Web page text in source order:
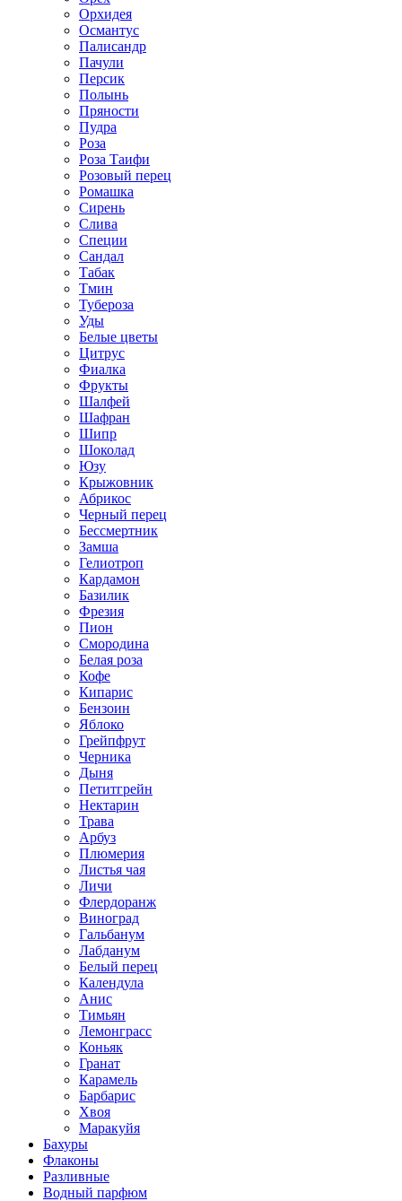
Орхидея
Османтус
Палисандр
Пачули
Персик
Полынь
Пряности
Пудра
Роза
Роза Таифи
Розовый перец
Ромашка
Сирень
Слива
Специи
Сандал
Табак
Тмин
Тубероза
Уды
Белые цветы
Цитрус
Фиалка
Фрукты
Шалфей
Шафран
Шипр
Шоколад
Юзу
Крыжовник
Абрикос
Черный перец
Бессмертник
Замша
Гелиотроп
Кардамон
Базилик
Фрезия
Пион
Смородина
Белая роза
Кофе
Кипарис
Бензоин
Яблоко
Грейпфрут
Черника
Дыня
Петитгрейн
Нектарин
Трава
Арбуз
Плюмерия
Листья чая
Личи
Флердоранж
Виноград
Гальбанум
Лабданум
Белый перец
Календула
Анис
Тимьян
Лемонграсс
Коньяк
Гранат
Карамель
Барбарис
Хвоя
Маракуйя
Бахуры
Флаконы
Разливные
Водный парфюм